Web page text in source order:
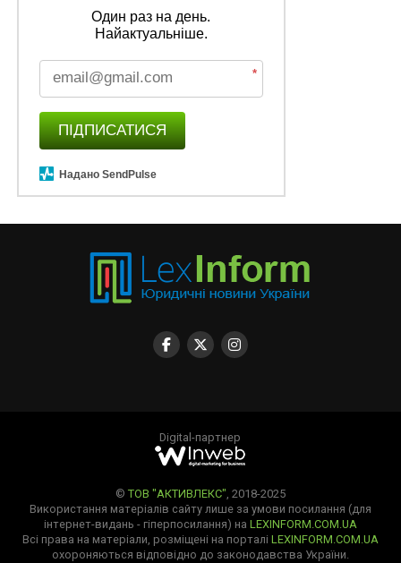
Один раз на день.
Найактуальніше.
*
ПІДПИСАТИСЯ
Надано SendPulse
Digital-партнер
© ТОВ "АКТИВЛЕКС" , 2018-2025
Використання матеріалів сайту лише за умови посилання (для
інтернет-видань - гіперпосилання) на LEXINFORM.COM.UA
Всі права на матеріали, розміщені на порталі LEXINFORM.COM.UA
охороняються відповідно до законодавства України.